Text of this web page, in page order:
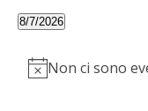
8/7/2026
Non ci sono